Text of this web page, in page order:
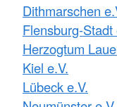
Dithmarschen
Flensburg-Stadt
Herzogtum
Kiel e.V.
Lübeck e.V.